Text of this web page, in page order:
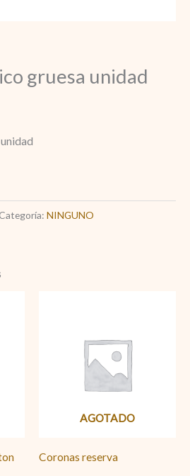
gruesa unidad
NINGUNO
AGOTADO
Coronas reserva